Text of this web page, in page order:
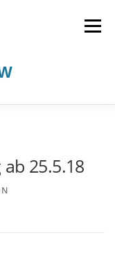
Menü
25.5.18